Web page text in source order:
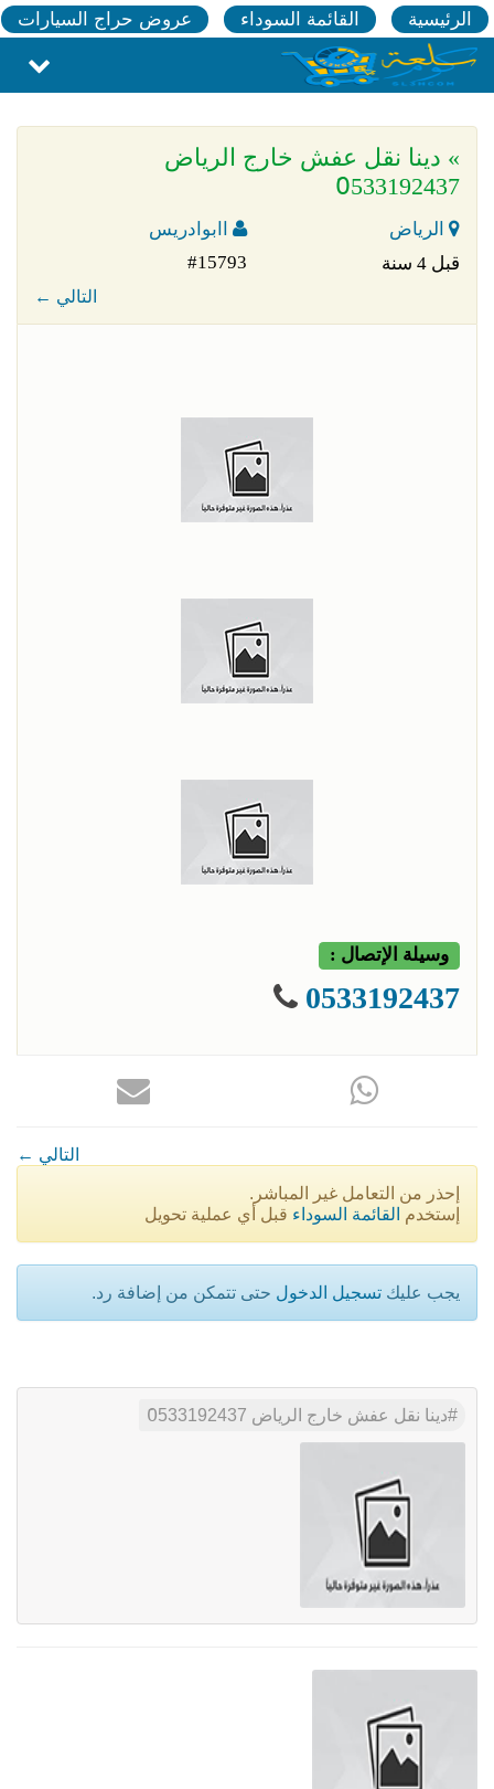
الرئيسية القائمة السوداء عروض حراج السيارات
» دينا نقل عفش خارج الرياض
0َ533192437
الرياض
اابوادريس
قبل 4 سنة
#15793
← التالي
وسيلة الإتصال :
0533192437
← التالي
إحذر من التعامل غير المباشر.
إستخدم القائمة السوداء قبل أي عملية تحويل
يجب عليك تسجيل الدخول حتى تتمكن من إضافة رد.
دينا نقل عفش خارج الرياض 0َ533192437